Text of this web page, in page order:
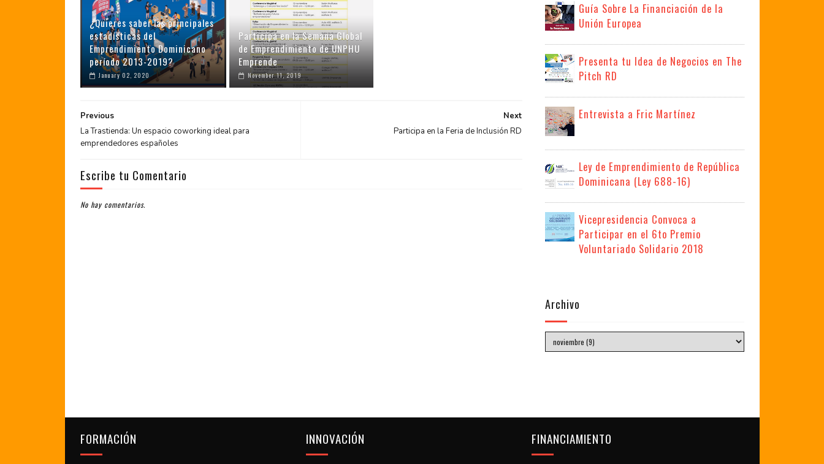
¿Quieres saber las principales
estadísticas del
Emprendimiento Dominicano
período 2013-2019?
January 02, 2020
Participa en la Semana Global
de Emprendimiento de UNPHU
Emprende
November 11, 2019
Next
Participa en la Feria de Inclusión RD
Previous
La Trastienda: Un espacio coworking ideal para
emprendedores españoles
Escribe tu Comentario
No hay comentarios.
Guía Sobre La Financiación de la
Unión Europea
Presenta tu Idea de Negocios en The
Pitch RD
Entrevista a Fric Martínez
Ley de Emprendimiento de República
Dominicana (Ley 688-16)
Vicepresidencia Convoca a
Participar en el 6to Premio
Voluntariado Solidario 2018
Archivo
FORMACIÓN INNOVACIÓN FINANCIAMIENTO